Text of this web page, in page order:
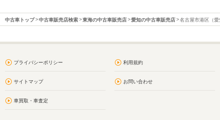
中古車トップ 中古車販売店検索 東海の中古車販売店 愛知の中古車販売店 名古屋市港区（
プライバシーポリシー 利用規約
サイトマップ お問い合わせ
車買取・車査定